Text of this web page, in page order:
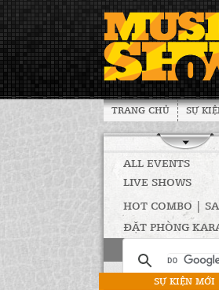
TRANG CHỦ SỰ
ALL EVENTS
LIVE SHOWS
HOT COMBO |
ĐẶT PHÒNG
SỰ KIỆN MỚI